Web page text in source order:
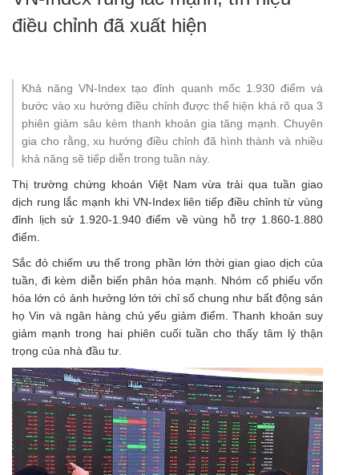
điều chỉnh đã xuất hiện
Khả năng VN-Index tạo đỉnh quanh mốc 1.930 điểm và
bước vào xu hướng điều chỉnh được thể hiện khá rõ qua 3
phiên giảm sâu kèm thanh khoản gia tăng mạnh. Chuyên
gia cho rằng, xu hướng điều chỉnh đã hình thành và nhiều
khả năng sẽ tiếp diễn trong tuần này.
Thị trường chứng khoán Việt Nam vừa trải qua tuần giao
dịch rung lắc mạnh khi VN-Index liên tiếp điều chỉnh từ vùng
đỉnh lịch sử 1.920-1.940 điểm về vùng hỗ trợ 1.860-1.880
điểm.
Sắc đỏ chiếm ưu thế trong phần lớn thời gian giao dịch của
tuần, đi kèm diễn biến phân hóa mạnh. Nhóm cổ phiếu vốn
hóa lớn có ảnh hưởng lớn tới chỉ số chung như bất động sản
họ Vin và ngân hàng chủ yếu giảm điểm. Thanh khoản suy
giảm mạnh trong hai phiên cuối tuần cho thấy tâm lý thận
trọng của nhà đầu tư.